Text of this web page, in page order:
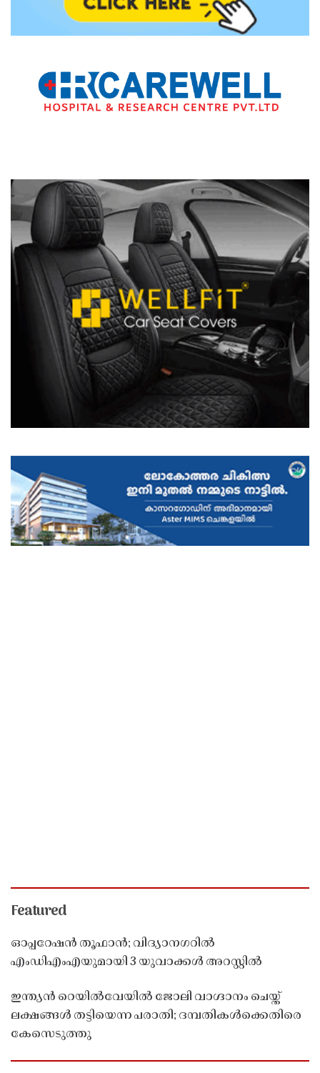
Featured
ഓപ്പറേഷൻ തൂഫാൻ; വിദ്യാനഗറിൽ
എംഡിഎംഎയുമായി 3 യുവാക്കൾ അറസ്റ്റിൽ
ഇന്ത്യൻ റെയിൽവേയിൽ ജോലി വാഗ്ദാനം ചെയ്ത്
ലക്ഷങ്ങൾ തട്ടിയെന്ന പരാതി; ദമ്പതികൾക്കെതിരെ
കേസെടുത്തു